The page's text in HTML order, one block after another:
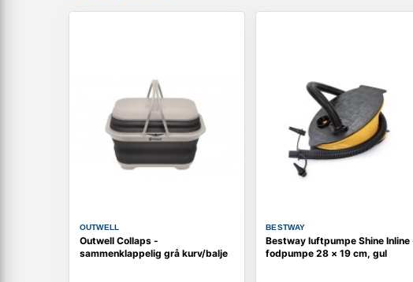
OUTWELL
Outwell Collaps -
sammenklappelig grå kurv/balje
BESTWAY
Bestway luftpumpe Shine Inline
fodpumpe 28 × 19 cm, gul